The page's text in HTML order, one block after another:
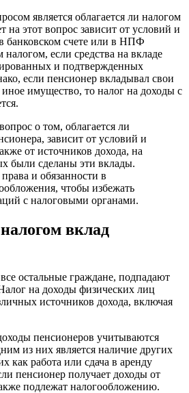
является облагается ли налогом
на этот вопрос зависит от условий и
банковском счете или в НПФ
если средства на вкладе
и подтвержденных
если пенсионер вкладывал свои
имущество, то налог на доходы с
о том, облагается ли
зависит от условий и
от источников дохода, на
были сделаны эти вклады.
и обязанности в
чтобы избежать
с налоговыми органами.
вклад
остальные граждане, подпадают
на доходы физических лиц
источников дохода, включая
пенсионеров учитываются
из них является наличие других
как работа или сдача в аренду
пенсионер получает доходы от
подлежат налогообложению.